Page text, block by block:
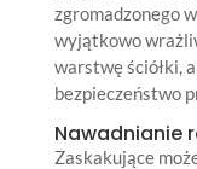
zgromadzonego
wyjątkowo
warstwę ściółki,
bezpieczeństwo
Nawadnianie
Zaskakujące